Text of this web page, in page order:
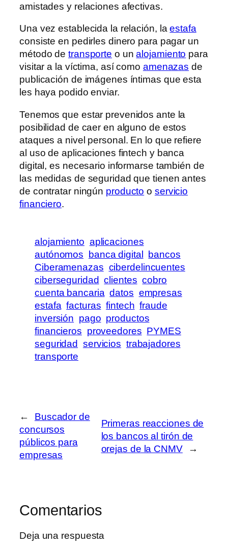
amistades y relaciones afectivas.
Una vez establecida la relación, laestafa
consiste en pedirles dinero para pagar un
método detransporte o unalojamiento para
visitar a la víctima, así como amenazas de
publicación de imágenes íntimas que esta
les haya podido enviar.
Tenemos que estar prevenidos ante la
posibilidad de caer en alguno de estos
ataques a nivel personal. En lo que refiere
al uso de aplicaciones fintech y banca
digital, es necesario informarse también de
las medidas de seguridad que tienen antes
de contratar ningún producto o servicio
financiero.
alojamiento aplicaciones
autónomos
banca digital
bancos
Ciberamenazas ciberdelincuentes
ciberseguridad clientes cobro
cuenta bancaria datos empresas
estafa facturas fintech fraude
inversión pago productos
financieros proveedores PYMES
seguridad
servicios trabajadores
transporte
←
Buscador de
concursos
públicos para
empresas
Primeras reacciones de
los bancos al tirón de
orejas de la CNMV
→
Comentarios
Deja una respuesta